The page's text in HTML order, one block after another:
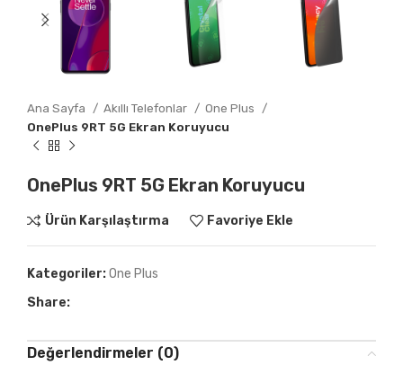
Ana Sayfa Akıllı Telefonlar
One Plus
OnePlus 9RT 5G Ekran Koruyucu
OnePlus 9RT 5G Ekran Koruyucu
Ürün Karşılaştırma Favoriye Ekle
Kategoriler:One Plus
Share:
Değerlendirmeler (0)